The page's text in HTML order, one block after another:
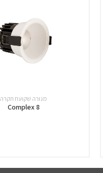
מנורה שקועת תקרה
Complex 8